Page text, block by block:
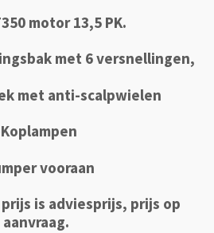
motor 13,5 PK.
met 6 versnellingen,
met anti-scalpwielen
vooraan
is adviesprijs, prijs op
aanvraag.